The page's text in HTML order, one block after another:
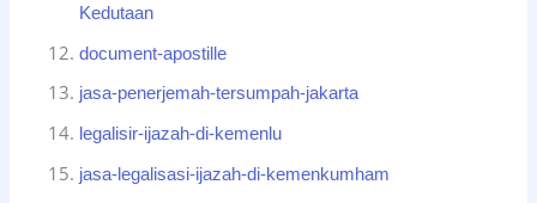
Kedutaan
document-apostille
jasa-penerjemah-tersumpah-jakarta
legalisir-ijazah-di-kemenlu
jasa-legalisasi-ijazah-di-kemenkumham